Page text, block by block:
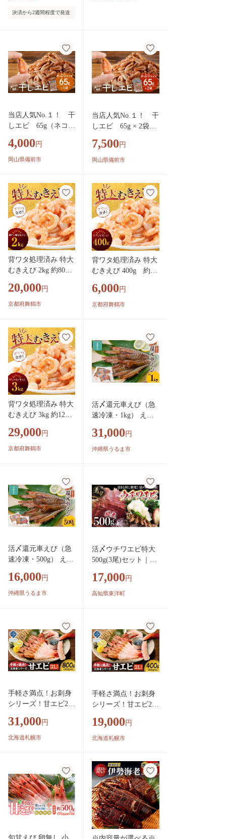
決済から2週間程度で発送
タン 文旦 そらまめ
すいか えび エビ 季
節 訳あり 【松永青
果】akn053-50
当店人気No.１！ 干
しエビ 65g（ネコポ
げ えび 海老 グルメ
パリパリ 海鮮珍味
4,000 円
岡山県備前市
当店人気No.１！ 干
しエビ 65g × 2袋
り かき揚げ えび 海
老 グルメ パリパリ
7,500 円
岡山県備前市
背ワタ処理済み 特大
むきえび 2kg 約80尾
特大えび お取り寄せ
おせち 大粒 むきえ
下ごしらえ不要 簡単
簡単調理 便利
20,000 円
京都府舞鶴市
背ワタ処理済み 特大
むきえび 400g 約16
えび 特大えび お取り
寄せ おせち 大粒 む
下ごしらえ不要 簡単
簡単調理 便利
6,000 円
京都府舞鶴市
背ワタ処理済み 特大
むきえび 3kg 約120
えび 特大えび お取
り寄せ おせち 大粒
処理済 下ごしらえ不
要 簡単 簡単調理 便
利
29,000 円
京都府舞鶴市
活〆還元車えび（急
速冷凍・1kg） えび
海産物 海鮮 冷凍 養
殖 活き締め 急速冷凍
31,000 円
沖縄県うるま市
活〆還元車えび（急
速冷凍・500g） えび
海産物 海鮮 冷凍 養
殖 活き締め 急速冷
16,000 円
沖縄県うるま市
活〆ウチワエビ特大
500g(3尾)セット｜国
うちわえび 新鮮 海鮮
高知県 東洋町 四国
17,000 円
高知県東洋町
手軽さ満点！お刺身
シリーズ！甘エビ200
び 海老 魚介 海鮮 北
海道 札幌市
31,000 円
北海道札幌市
手軽さ満点！お刺身
シリーズ！甘エビ200
び 海老 魚介 海鮮 北
海道 札幌市
19,000 円
北海道札幌市